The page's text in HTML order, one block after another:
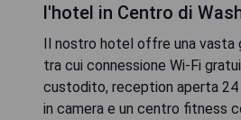
l'hotel in Centro di
Il nostro hotel offre una vasta
tra cui connessione Wi-Fi
custodito, reception aperta 24
in camera e un centro fitness